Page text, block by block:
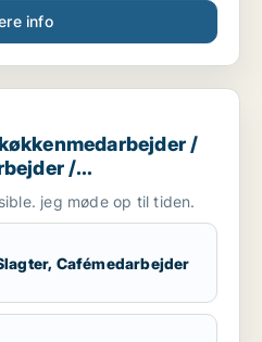
info
/ slagter /
/
/
hotelmedarbejder
jeg møde op til tiden.
Cafémedarbejder